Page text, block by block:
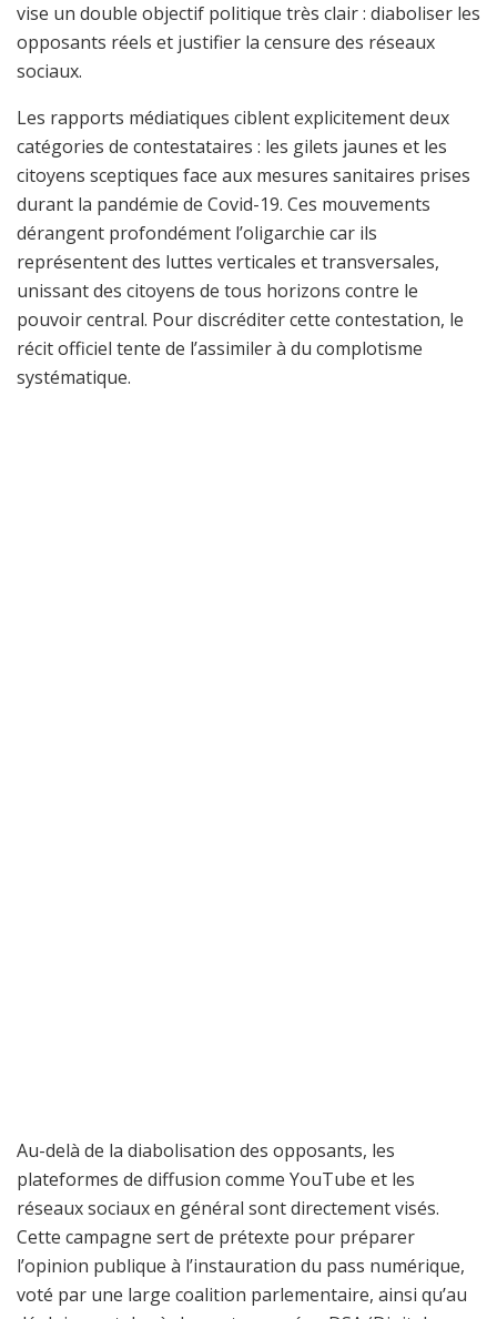
vise un double objectif politique très clair : diaboliser les
opposants réels et justifier la censure des réseaux
sociaux.
Les rapports médiatiques ciblent explicitement deux
catégories de contestataires : les gilets jaunes et les
citoyens sceptiques face aux mesures sanitaires prises
durant la pandémie de Covid-19. Ces mouvements
dérangent profondément l’oligarchie car ils
représentent des luttes verticales et transversales,
unissant des citoyens de tous horizons contre le
pouvoir central. Pour discréditer cette contestation, le
récit officiel tente de l’assimiler à du complotisme
systématique.
Au-delà de la diabolisation des opposants, les
plateformes de diffusion comme YouTube et les
réseaux sociaux en général sont directement visés.
Cette campagne sert de prétexte pour préparer
l’opinion publique à l’instauration du pass numérique,
voté par une large coalition parlementaire, ainsi qu’au